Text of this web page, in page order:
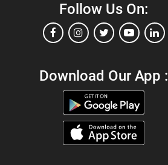
Follow Us On:
Download Our App :